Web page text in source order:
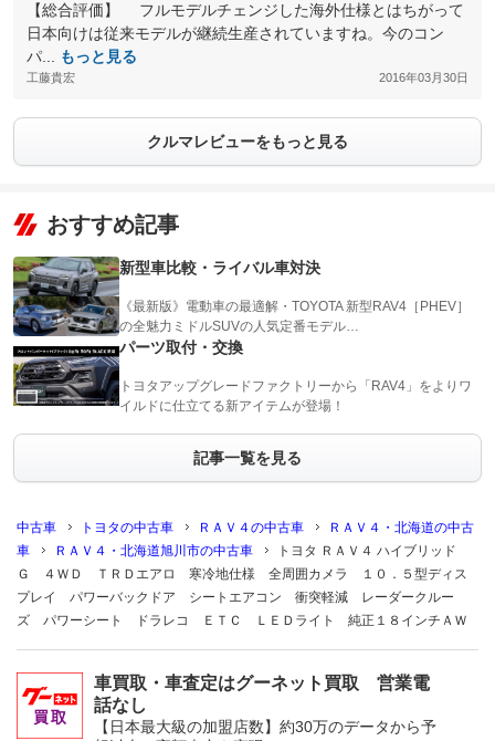
【総合評価】 フルモデルチェンジした海外仕様とはちがって
日本向けは従来モデルが継続生産されていますね。今のコン
パ...
もっと見る
工藤貴宏 2016年03月30日
クルマレビューをもっと見る
おすすめ記事
新型車比較・ライバル車対決
《最新版》電動車の最適解・TOYOTA 新型RAV4［PHEV］
の全魅力ミドルSUVの人気定番モデル…
パーツ取付・交換
トヨタアップグレードファクトリーから「RAV4」をよりワ
イルドに仕立てる新アイテムが登場！
記事一覧を見る
中古車 トヨタの中古車 ＲＡＶ４の中古車
ＲＡＶ４・北海道の中古
車
ＲＡＶ４・北海道旭川市の中古車
トヨタ ＲＡＶ４ ハイブリッド
Ｇ ４ＷＤ ＴＲＤエアロ 寒冷地仕様 全周囲カメラ １０．５型ディス
プレイ パワーバックドア シートエアコン 衝突軽減 レーダークルー
ズ パワーシート ドラレコ ＥＴＣ ＬＥＤライト 純正１８インチＡＷ
車買取・車査定はグーネット買取 営業電
話なし
【日本最大級の加盟店数】約30万のデータから予